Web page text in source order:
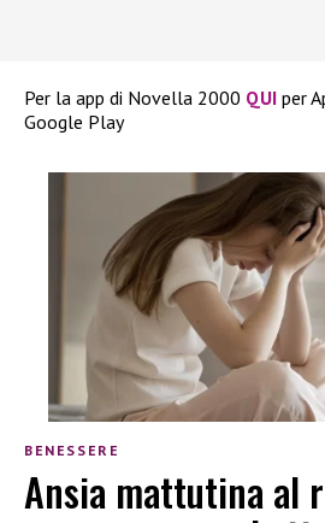
Per la app di Novella 2000 QUI per
Google Play
BENESSERE
Ansia mattutina al